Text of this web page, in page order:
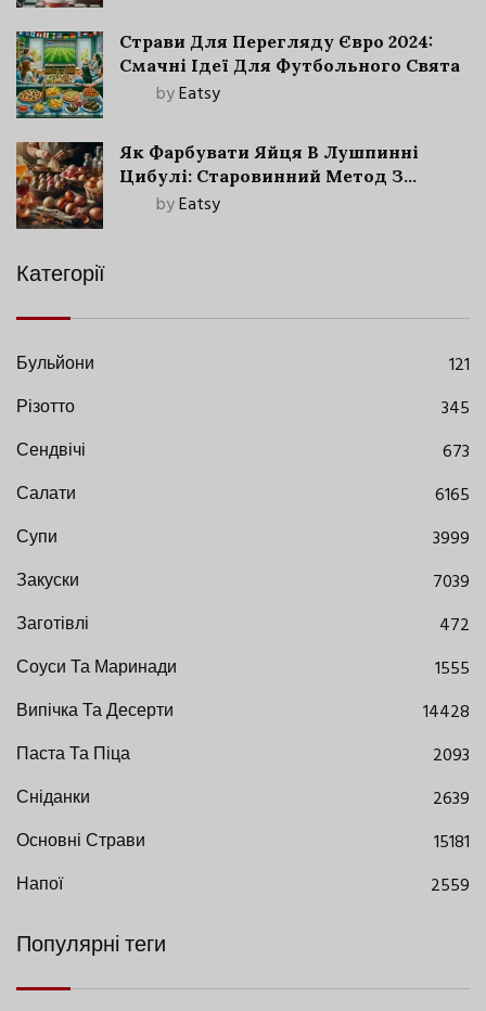
Страви Для Перегляду Євро 2024:
Смачні Ідеї Для Футбольного Свята
byEatsy
Як Фарбувати Яйця В Лушпинні
Цибулі: Старовинний Метод З
Сучасними Нюансами
byEatsy
Категорії
Бульйони
121
Різотто
345
Сендвічі
673
Салати
6165
Супи
3999
Закуски
7039
Заготівлі
472
Соуси Та Маринади
1555
Випічка Та Десерти
14428
Паста Та Піца
2093
Сніданки
2639
Основні Страви
15181
Напої
2559
Популярні теги